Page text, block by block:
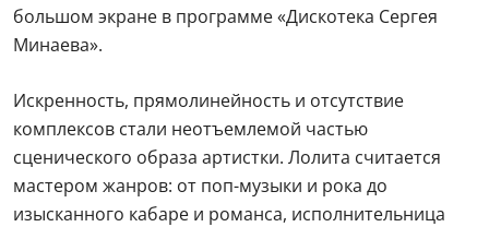
большом экране в программе «Дискотека Сергея
Минаева».
Искренность, прямолинейность и отсутствие
комплексов стали неотъемлемой частью
сценического образа артистки. Лолита считается
мастером жанров: от поп-музыки и рока до
изысканного кабаре и романса, исполнительница